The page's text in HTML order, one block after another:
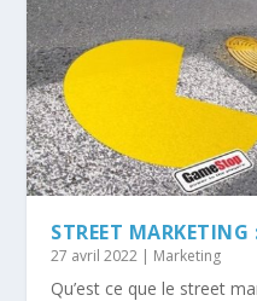
STREET MARKETING
27 avril 2022 | Marketing
Qu’est ce que le street